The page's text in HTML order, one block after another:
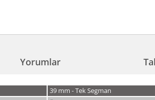
Yorumlar
39 mm - Tek Segman